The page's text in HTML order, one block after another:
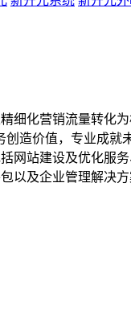
细化营销流量转化
创造价值，专业成就
网站建设及优化服务
以及企业管理解决